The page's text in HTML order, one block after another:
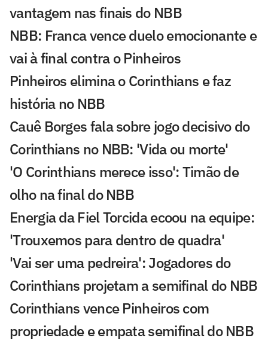
vantagem nas finais do NBB
NBB: Franca vence duelo emocionante e
vai à final contra o Pinheiros
Pinheiros elimina o Corinthians e faz
história no NBB
Cauê Borges fala sobre jogo decisivo do
Corinthians no NBB: 'Vida ou morte'
'O Corinthians merece isso': Timão de
olho na final do NBB
Energia da Fiel Torcida ecoou na equipe:
'Trouxemos para dentro de quadra'
'Vai ser uma pedreira': Jogadores do
Corinthians projetam a semifinal do NBB
Corinthians vence Pinheiros com
propriedade e empata semifinal do NBB